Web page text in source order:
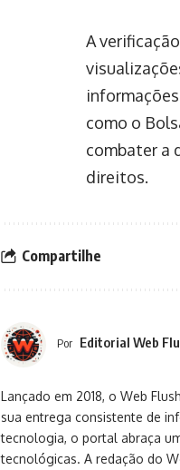
A
como o
combater a
direitos.
Compartilhe
Por Editorial Web
Lançado em 2018, o Web
sua entrega consistente de
tecnologia, o portal abraça
tecnológicas. A redação do